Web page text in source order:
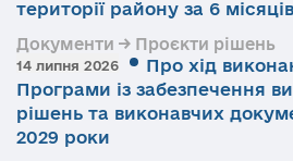
території району за 6
Документи → Проєкти рішень
14 липня 2026
Про хід
Програми із забезпечення
рішень та виконавчих
2029 роки